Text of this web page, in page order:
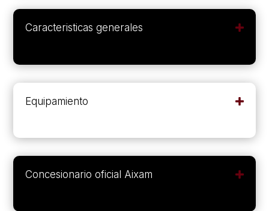
Caracteristicas generales
Equipamiento
Concesionario oficial Aixam